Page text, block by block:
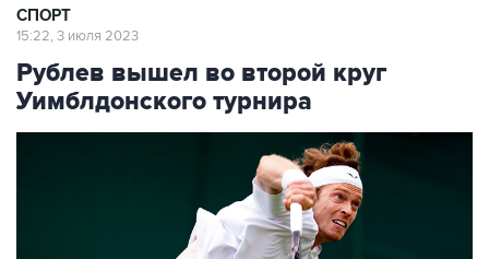
СПОРТ
15:22, 3 июля 2023
Рублев вышел во второй круг
Уимблдонского турнира